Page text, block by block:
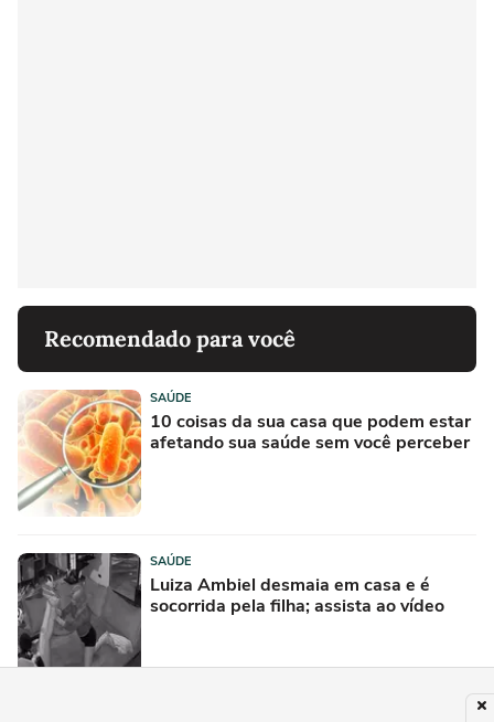
Recomendado para você
SAÚDE
10 coisas da sua casa que podem estar
afetando sua saúde sem você perceber
SAÚDE
Luiza Ambiel desmaia em casa e é
socorrida pela filha; assista ao vídeo